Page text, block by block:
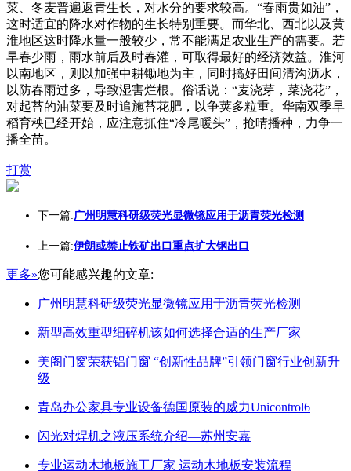
菜、冬麦普遍返青生长，对水分的要求较高。“春雨贵如油”，
这时适宜的降水对作物的生长特别重要。而华北、西北以及黄
淮地区这时降水量一般较少，常不能满足农业生产的需要。若
早春少雨，雨水前后及时春灌，可取得最好的经济效益。淮河
以南地区，则以加强中耕锄地为主，同时搞好田间清沟沥水，
以防春雨过多，导致湿害烂根。俗话说：“麦浇芽，菜浇花”，
对起苔的油菜要及时追施苔花肥，以争荚多粒重。华南双季早
稻育秧已经开始，应注意抓住“冷尾暖头”，抢晴播种，力争一
播全苗。
打赏
下一篇:广州明慧科研级荧光显微镜应用于沥青荧光检测
上一篇:伊朗或禁止铁矿出口重点扩大钢出口
更多»您可能感兴趣的文章:
广州明慧科研级荧光显微镜应用于沥青荧光检测
新型高效重型细碎机该如何选择合适的生产厂家
美阁门窗荣获铝门窗 “创新性品牌”引领门窗行业创新升
级
青岛办公家具专业设备德国原装的威力Unicontrol6
闪光对焊机之液压系统介绍—苏州安嘉
专业运动木地板施工厂家 运动木地板安装流程